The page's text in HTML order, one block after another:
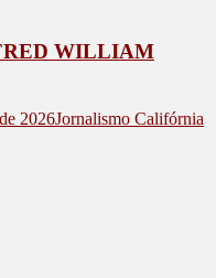
WILLIAM
2026Jornalismo Califórnia